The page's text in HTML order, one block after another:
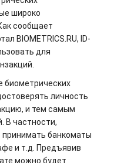
широко
сообщает
BIOMETRICS.RU, ID-
для
биометрических
личность
и тем самым
В частности,
принимать банкоматы
и т.д. Предъявив
можно будет